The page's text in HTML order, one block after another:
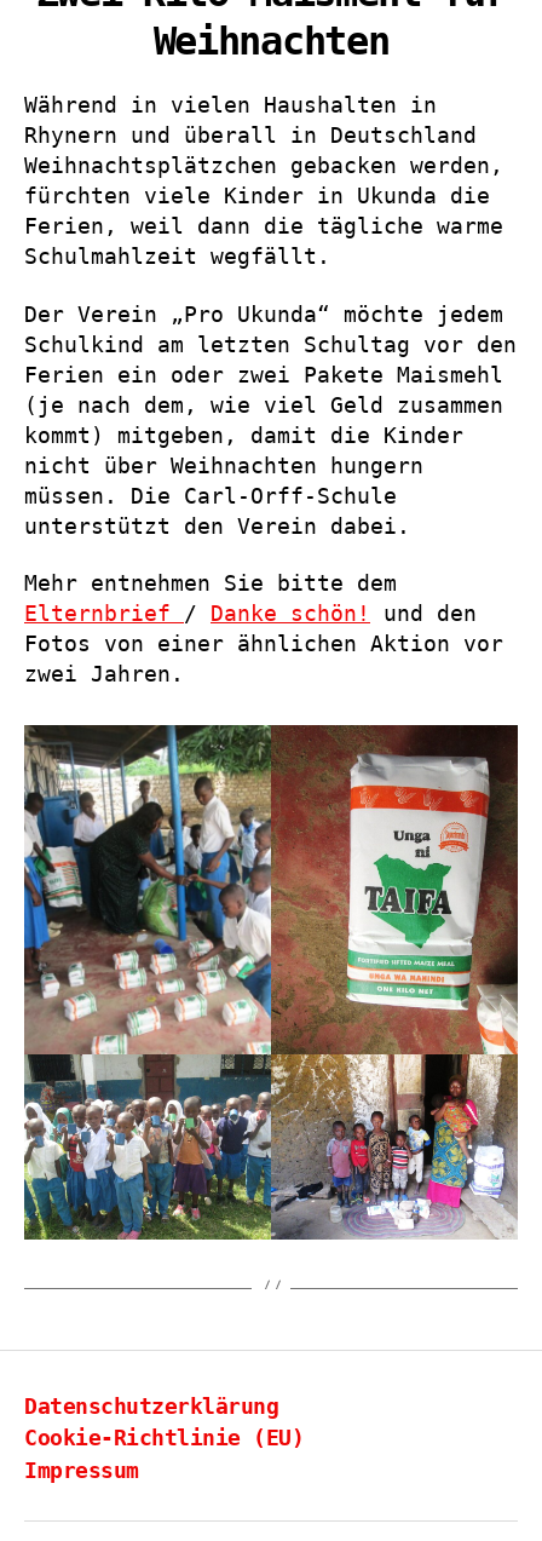
Weihnachten
Während in vielen Haushalten in
Rhynern und überall in Deutschland
Weihnachtsplätzchen gebacken werden,
fürchten viele Kinder in Ukunda die
Ferien, weil dann die tägliche warme
Schulmahlzeit wegfällt.
Der Verein „Pro Ukunda“ möchte jedem
Schulkind am letzten Schultag vor den
Ferien ein oder zwei Pakete Maismehl
(je nach dem, wie viel Geld zusammen
kommt) mitgeben, damit die Kinder
nicht über Weihnachten hungern
müssen. Die Carl-Orff-Schule
unterstützt den Verein dabei.
Mehr entnehmen Sie bitte dem
Elternbrief / Danke schön!
und den
Fotos von einer ähnlichen Aktion vor
zwei Jahren.
Datenschutzerklärung
Cookie-Richtlinie (EU)
Impressum